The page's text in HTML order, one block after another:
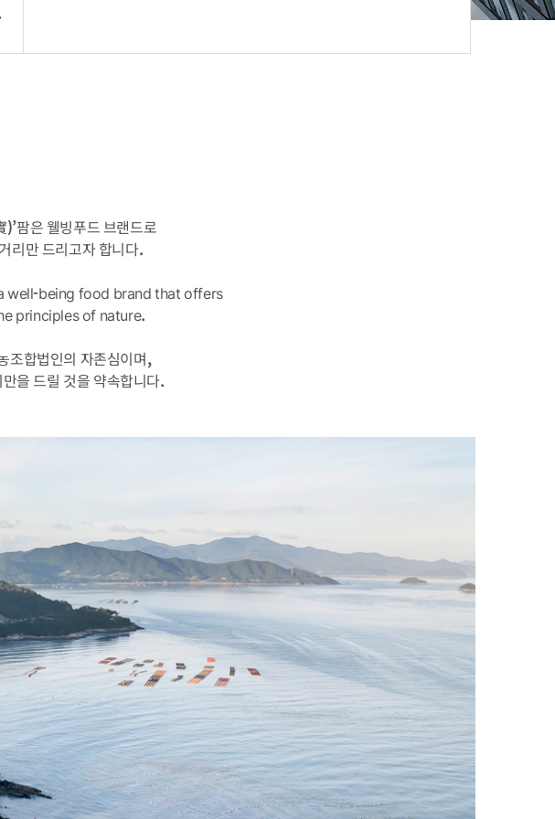
팜은 웰빙푸드 브랜드로
리만 드리고자 합니다.
well-being food brand that offers
principles of nature.
조합법인의 자존심이며,
을 드릴 것을 약속합니다.